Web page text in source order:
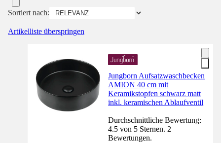
Sortiert nach:
Artikelliste überspringen
Jungborn Aufsatzwaschbecken
AMION 40 cm mit
Keramikstopfen schwarz matt
inkl. keramischen Ablaufventil
Durchschnittliche Bewertung:
4.5 von 5 Sternen. 2
Bewertungen.